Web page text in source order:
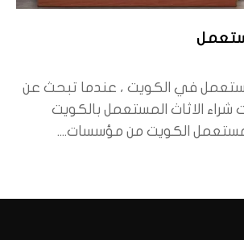
في الكويت ، عندما تبحث عن
شراء الاثاث المستعمل بالكويت
الكويت من مؤسسات....